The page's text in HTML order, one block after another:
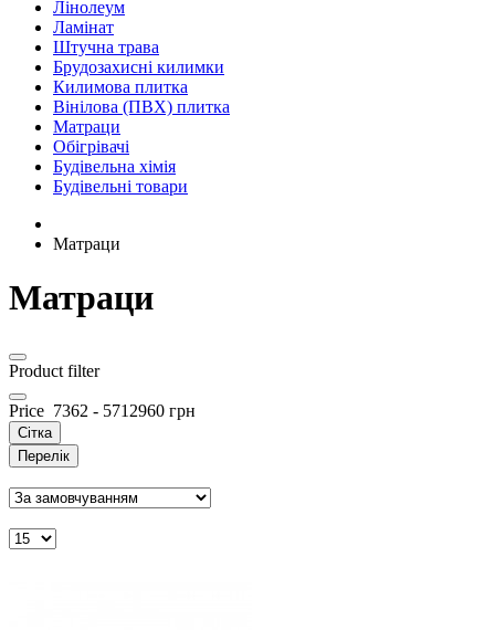
Лінолеум
Ламінат
Штучна трава
Брудозахисні килимки
Килимова плитка
Вінілова (ПВХ) плитка
Матраци
Обігрівачі
Будівельна хімія
Будівельні товари
Матраци
Матраци
Product filter
Price 7362 - 5712960 грн
Сітка
Перелік